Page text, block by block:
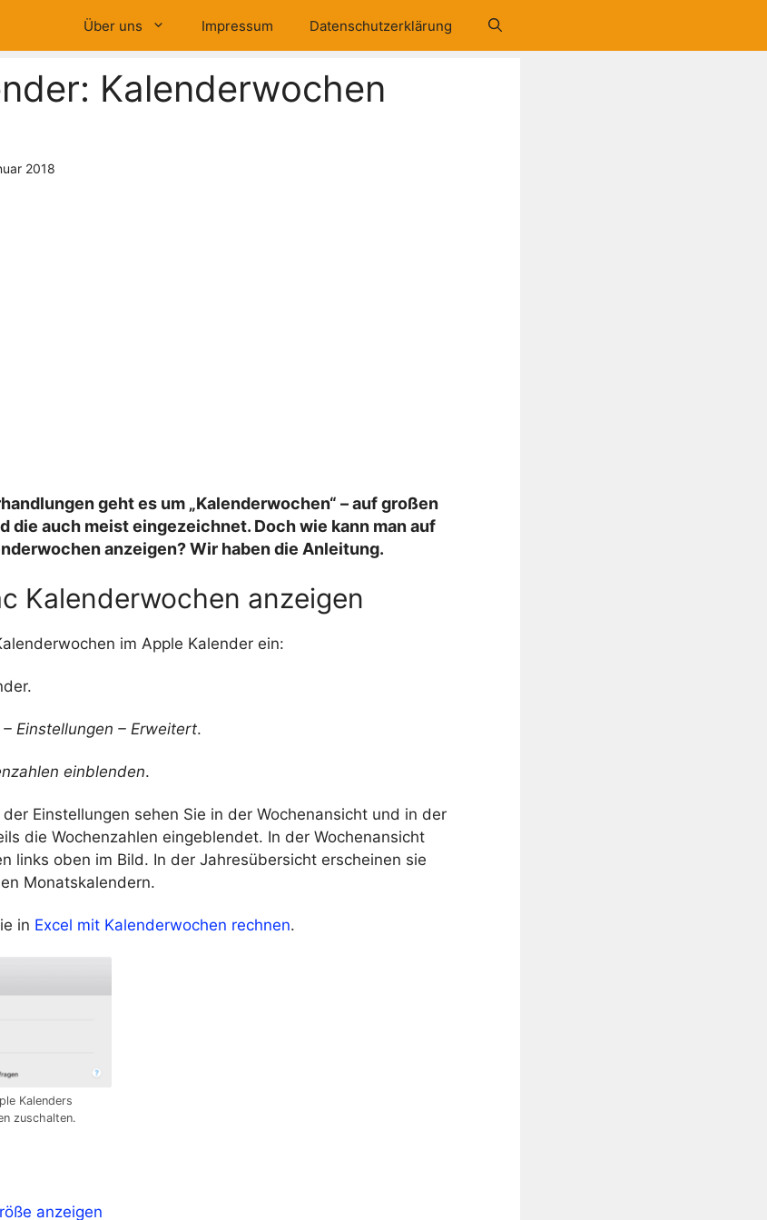
Über uns Impressum Datenschutzerklärung
Kalenderwochen
2018
geht es um „Kalenderwochen“ – auf großen
die auch meist eingezeichnet. Doch wie kann man auf
anzeigen? Wir haben die Anleitung.
Kalenderwochen anzeigen
im Apple Kalender ein:
Einstellungen – Erweitert.
einblenden.
Einstellungen sehen Sie in der Wochenansicht und in der
die Wochenzahlen eingeblendet. In der Wochenansicht
links oben im Bild. In der Jahresübersicht erscheinen sie
Monatskalendern.
in Excel mit Kalenderwochen rechnen.
Kalenders
zuschalten.
anzeigen